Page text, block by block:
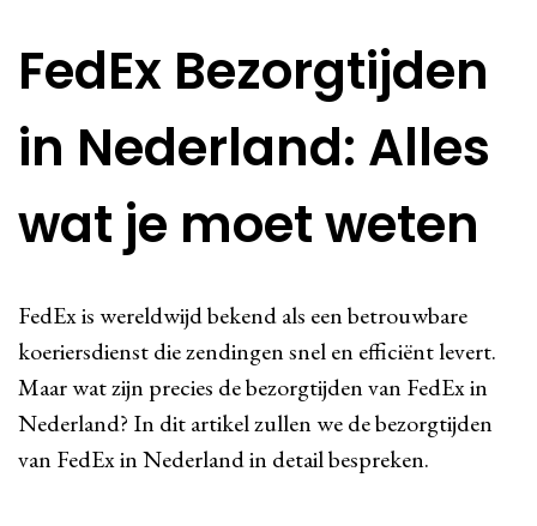
FedEx Bezorgtijden
in Nederland: Alles
wat je moet weten
FedEx is wereldwijd bekend als een betrouwbare
koeriersdienst die zendingen snel en efficiënt levert.
Maar wat zijn precies de bezorgtijden van FedEx in
Nederland? In dit artikel zullen we de bezorgtijden
van FedEx in Nederland in detail bespreken.